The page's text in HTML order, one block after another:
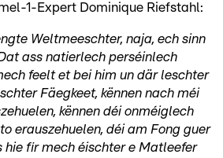
1-Expert Dominique Riefstahl:
Weltmeeschter, naja, ech sinn
ass natierlech perséinlech
feelt et bei him un där leschter
Fäegkeet, kënnen nach méi
kënnen déi onméiglech
erauszehuelen, déi am Fong guer
hie fir mech éischter e Matleefer